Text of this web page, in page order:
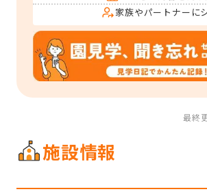
家族やパートナーに
最終
施設情報